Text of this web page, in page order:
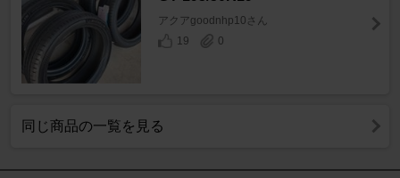
アクアgoodnhp10さん
19
0
同じ商品の一覧を見る